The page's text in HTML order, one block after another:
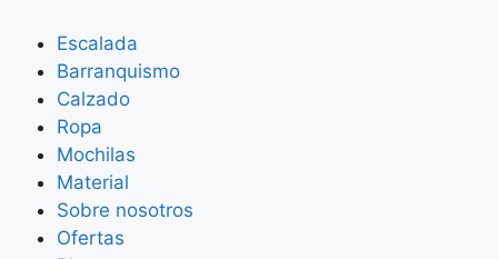
Escalada
Barranquismo
Calzado
Ropa
Mochilas
Material
Sobre nosotros
Ofertas